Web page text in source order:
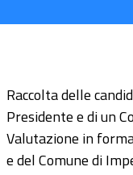
Raccolta delle
Presidente e di un
Valutazione in
e del Comune di